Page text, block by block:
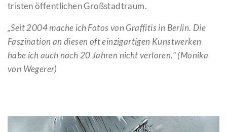
tristen öffentlichen Großstadtraum.
„Seit 2004 mache ich Fotos von Graffitis in Berlin. Die
Faszination an diesen oft einzigartigen Kunstwerken
habe ich auch nach 20 Jahren nicht verloren.“ (Monika
von Wegerer)